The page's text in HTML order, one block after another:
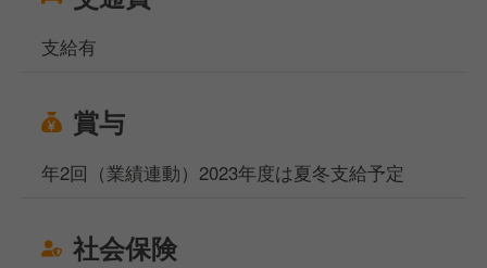
支給有
賞与
年2回（業績連動）2023年度は夏冬支給予定
社会保険